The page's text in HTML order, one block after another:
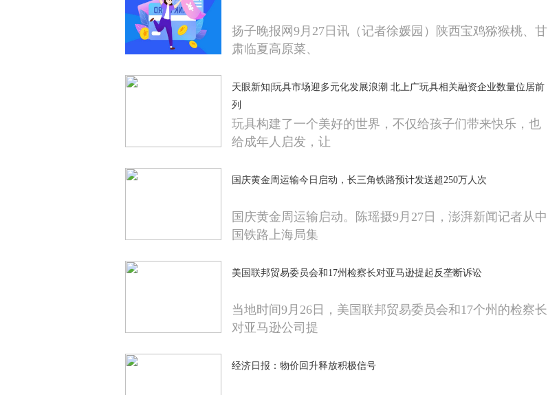
扬子晚报网9月27日讯（记者徐媛园）陕西宝鸡猕猴桃、甘
肃临夏高原菜、
天眼新知|玩具市场迎多元化发展浪潮 北上广玩具相关融资企业数量位居前
列
玩具构建了一个美好的世界，不仅给孩子们带来快乐，也
给成年人启发，让
国庆黄金周运输今日启动，长三角铁路预计发送超250万人次
国庆黄金周运输启动。陈瑶摄9月27日，澎湃新闻记者从中
国铁路上海局集
美国联邦贸易委员会和17州检察长对亚马逊提起反垄断诉讼
当地时间9月26日，美国联邦贸易委员会和17个州的检察长
对亚马逊公司提
经济日报：物价回升释放积极信号